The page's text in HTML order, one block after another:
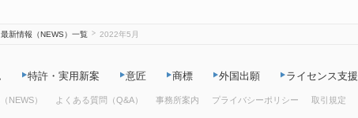
最新情報（NEWS）一覧 2022年5月
特許・実用新案 意匠 商標 外国出願 ライセンス支援
NEWS） よくある質問（Q&A） 事務所案内 プライバシーポリシー 取引規定